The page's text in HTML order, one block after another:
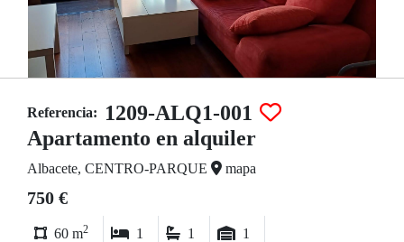
Referencia:
1209-ALQ1-001
Apartamento en alquiler
Albacete, CENTRO-PARQUE mapa
750 €
60 m2 1 1 1